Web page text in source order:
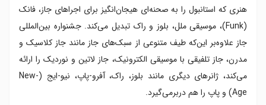
هنری که استانبول را به صحنه‌ای هیجان‌انگیز برای اجراهای جاز، فانک
(Funk)، موسیقی ملل، بلوز و راک تبدیل می‌کند. جشنواره بین‌المللی
جاز علاوه‌بر این‌که طیف متنوعی از سبک‌های جاز مانند جاز کلاسیک و
مدرن، جاز تلفیقی با موسیقی الکترونیک، جاز لاتین و نوردیک را ارائه
می‌کند، ژانرهای دیگری مانند بلوز، راک، آفرو-پاپ، نیو-ایج (New-
Age) و پاپ را هم دربرمی‌گیرد.